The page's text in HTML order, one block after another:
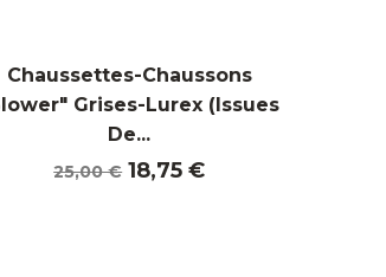
Chaussettes-Chaussons
Grises-Lurex (Issues
De...
Prix
25,00 € Prix
18,75 €